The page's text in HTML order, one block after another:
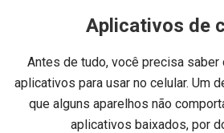
Aplicativos de
Antes de tudo, você precisa saber
aplicativos para usar no celular. Um
que alguns aparelhos não
aplicativos baixados, por